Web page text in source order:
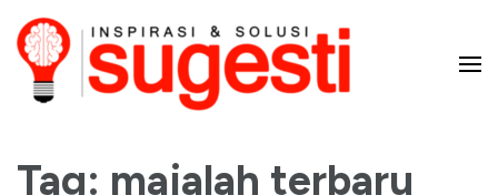
Lompat
ke
konten
Enter)
dan Solusi
Tag: majalah terbaru